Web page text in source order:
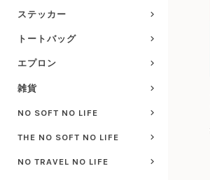
ステッカー
トートバッグ
エプロン
雑貨
NO SOFT NO LIFE
THE NO SOFT NO LIFE
NO TRAVEL NO LIFE